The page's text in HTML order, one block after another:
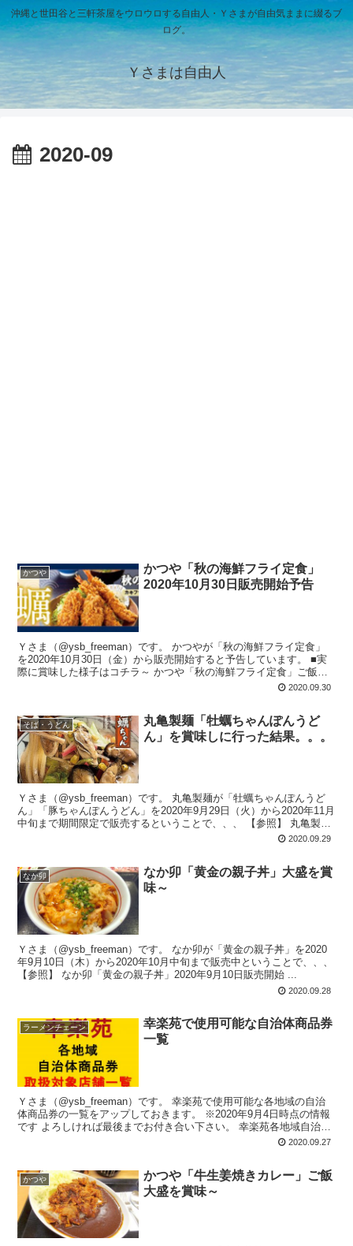
沖縄と世田谷と三軒茶屋をウロウロする自由人・Ｙさまが自由気ままに綴るブ
ログ。
Ｙさまは自由人
2020-09
かつや
かつや「秋の海鮮フライ定食」
2020年10月30日販売開始予告
Ｙさま（@ysb_freeman）です。 かつやが「秋の海鮮フライ定食」
を2020年10月30日（金）から販売開始すると予告しています。 ■実
際に賞味した様子はコチラ～ かつや「秋の海鮮フライ定食」ご飯大
2020.09.30
そば・うどん
丸亀製麺「牡蠣ちゃんぽんうど
ん」を賞味しに行った結果。。。
Ｙさま（@ysb_freeman）です。 丸亀製麺が「牡蠣ちゃんぽんうど
ん」「豚ちゃんぽんうどん」を2020年9月29日（火）から2020年11月
中旬まで期間限定で販売するということで、、、 【参照】 丸亀製麺
2020.09.29
なか卯
なか卯「黄金の親子丼」大盛を賞
味～
Ｙさま（@ysb_freeman）です。 なか卯が「黄金の親子丼」を2020
年9月10日（木）から2020年10月中旬まで販売中ということで、、、
【参照】 なか卯「黄金の親子丼」2020年9月10日販売開始 ...
2020.09.28
ラーメンチェーン
幸楽苑で使用可能な自治体商品券
一覧
Ｙさま（@ysb_freeman）です。 幸楽苑で使用可能な各地域の自治
体商品券の一覧をアップしておきます。 ※2020年9月4日時点の情報
です よろしければ最後までお付き合い下さい。 幸楽苑各地域自治体
2020.09.27
かつや
かつや「牛生姜焼きカレー」ご飯
大盛を賞味～